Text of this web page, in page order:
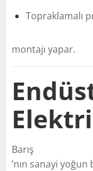
Topraklamalı
montajı yapar.
Barış
’nın sanayi